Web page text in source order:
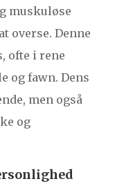
muskuløse
overse. Denne
ofte i rene
og fawn. Dens
men også
og